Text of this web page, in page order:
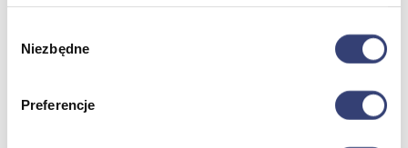
zgody
Niezbędne
Preferencje
Meble medyczne
Kozetki